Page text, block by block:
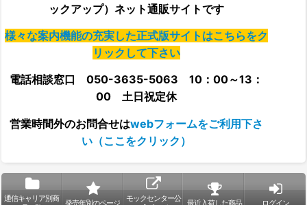
ックアップ）ネット通販サイトです
様々な案内機能の充実した正式版サイトはこちらをク
リックして下さい
電話相談窓口 050-3635-5063 10：00～13：
00 土日祝定休
営業時間外のお問合せはwebフォームをご利用下さ
い（ここをクリック）
通信キャリア別商
発売年別のページ
モックセンター公
最近入荷した商品 ログイン